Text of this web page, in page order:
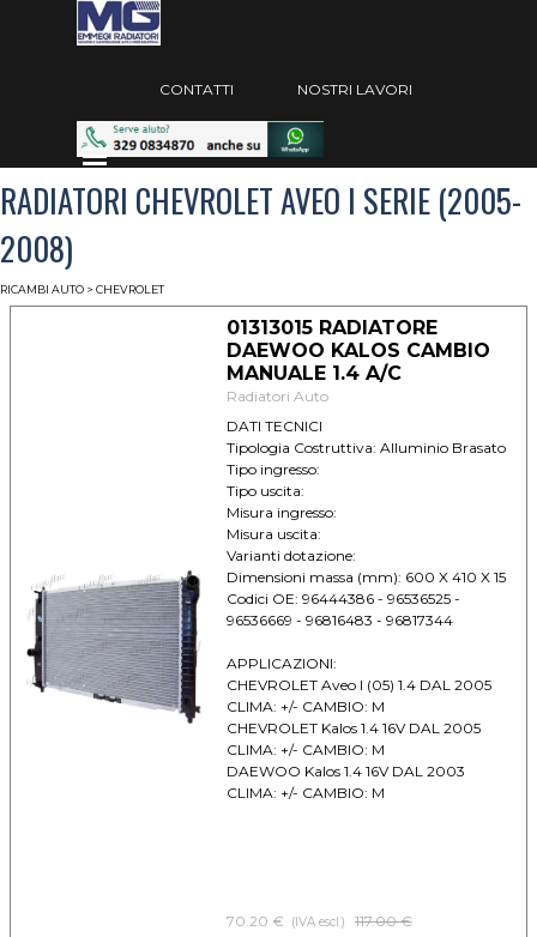
Vai ai contenuti
Salta menù
CONTATTI NOSTRI LAVORI
Salta menù
RADIATORI CHEVROLET AVEO I SERIE (2005-
2008)
RICAMBI AUTO > CHEVROLET
01313015 RADIATORE
DAEWOO KALOS CAMBIO
MANUALE 1.4 A/C
Radiatori Auto
DATI TECNICI
Tipologia Costruttiva: Alluminio Brasato
Tipo ingresso:
Tipo uscita:
Misura ingresso:
Misura uscita:
Varianti dotazione:
Dimensioni massa (mm): 600 X 410 X 15
Codici OE: 96444386 - 96536525 -
96536669 - 96816483 - 96817344
APPLICAZIONI:
CHEVROLET Aveo I (05) 1.4 DAL 2005
CLIMA: +/- CAMBIO: M
CHEVROLET Kalos 1.4 16V DAL 2005
CLIMA: +/- CAMBIO: M
DAEWOO Kalos 1.4 16V DAL 2003
CLIMA: +/- CAMBIO: M
70.20 € (IVA escl.) Prezzo senza sconto
117.00 €